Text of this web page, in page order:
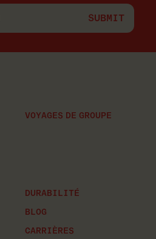
VOYAGES DE GROUPE
DURABILITÉ
BLOG
CARRIÈRES